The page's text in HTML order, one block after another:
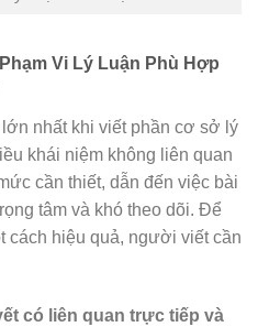
Vi Lý Luận Phù Hợp
nhất khi viết phần cơ sở lý
khái niệm không liên quan
cần thiết, dẫn đến việc bài
tâm và khó theo dõi. Để
cách hiệu quả, người viết cần
có liên quan trực tiếp và